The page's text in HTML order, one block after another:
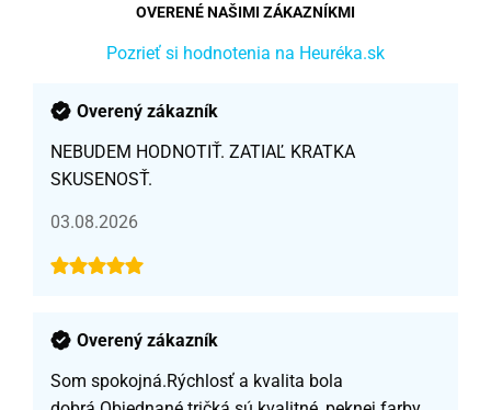
OVERENÉ NAŠIMI ZÁKAZNÍKMI
Pozrieť si hodnotenia na Heuréka.sk
Overený zákazník
NEBUDEM HODNOTIŤ. ZATIAĽ KRATKA
SKUSENOSŤ.
03.08.2026
Overený zákazník
Som spokojná.Rýchlosť a kvalita bola